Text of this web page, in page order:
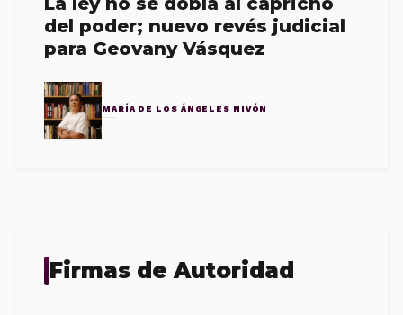
del poder; nuevo revés judicial
para Geovany Vásquez
MARÍA DE LOS ÁNGELES NIVÓN
Firmas de Autoridad